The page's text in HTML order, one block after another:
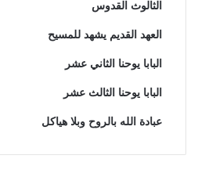
الثالوث القدوس
العهد القديم يشهد للمسيح
البابا يوحنا الثاني عشر
البابا يوحنا الثالث عشر
عبادة الله بالروح وبلا هياكل